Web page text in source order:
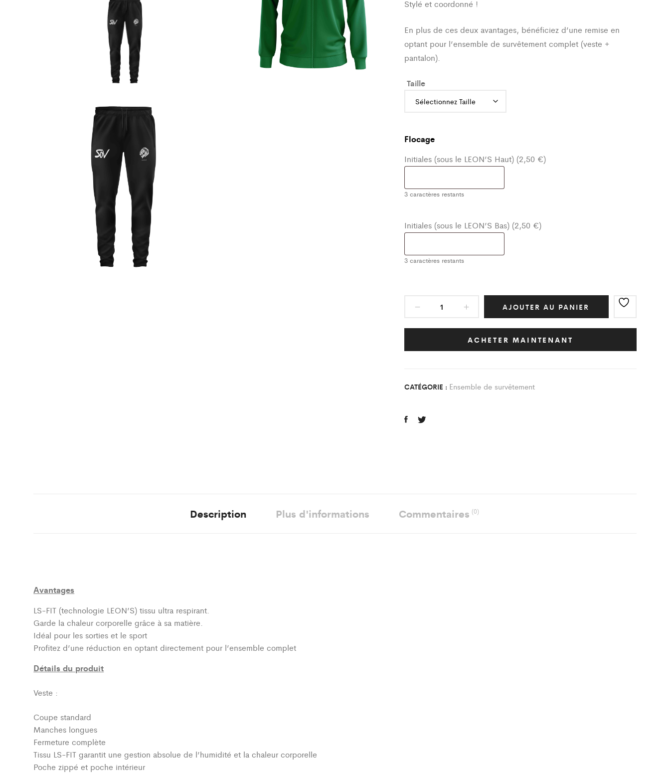
Stylé et coordonné !
En plus de ces deux avantages, bénéficiez d’une remise en
optant pour l’ensemble de survêtement complet (veste +
pantalon).
Taille
Flocage
Initiales (sous le LEON’S Haut) (2,50 €)
3caractères restants
Initiales (sous le LEON’S Bas) (2,50 €)
3caractères restants
Ensemble
Survêtement
Stade
quantity
AJOUTER AU PANIER
ACHETER MAINTENANT
CATÉGORIE : Ensemble de survêtement
Description Plus d'informations Commentaires(0)
Avantages
LS-FIT (technologie LEON’S)tissu ultra respirant.
Garde la chaleur corporelle grâce à sa matière.
Idéal pour les sorties et le sport
Profitez d’une réduction en optant directement pour l’ensemble complet
Détails du produit
Veste :
Coupe standard
Manches longues
Fermeture complète
Tissu LS-FIT garantit une gestion absolue de l’humidité et la chaleur corporelle
Poche zippé et poche intérieur